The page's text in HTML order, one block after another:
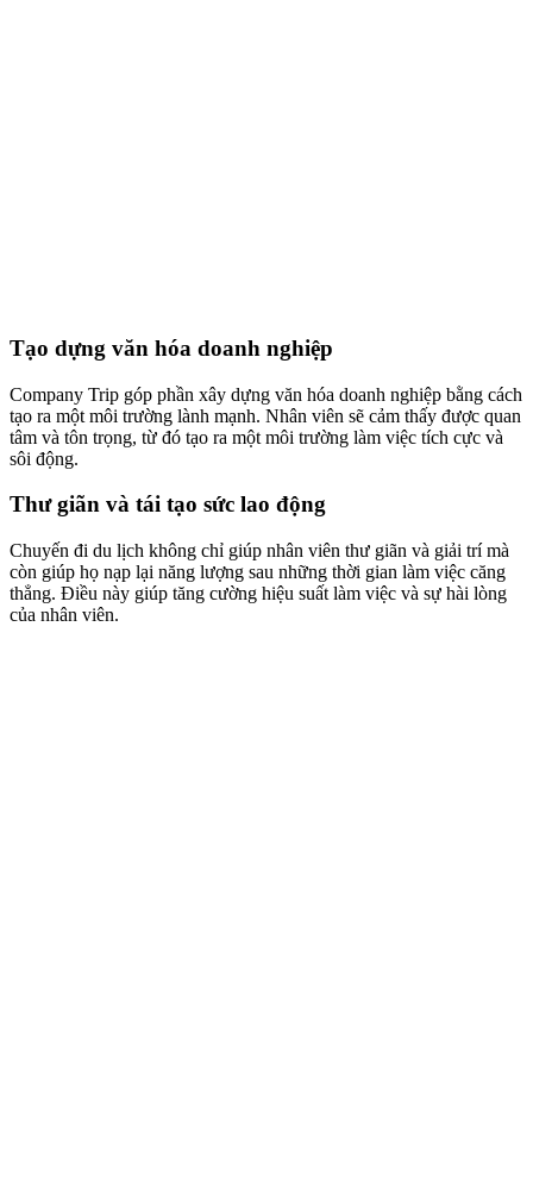
Tạo dựng văn hóa doanh nghiệp
Company Trip góp phần xây dựng văn hóa doanh nghiệp bằng cách
tạo ra một môi trường lành mạnh. Nhân viên sẽ cảm thấy được quan
tâm và tôn trọng, từ đó tạo ra một môi trường làm việc tích cực và
sôi động.
Thư giãn và tái tạo sức lao động
Chuyến đi du lịch không chỉ giúp nhân viên thư giãn và giải trí mà
còn giúp họ nạp lại năng lượng sau những thời gian làm việc căng
thẳng. Điều này giúp tăng cường hiệu suất làm việc và sự hài lòng
của nhân viên.